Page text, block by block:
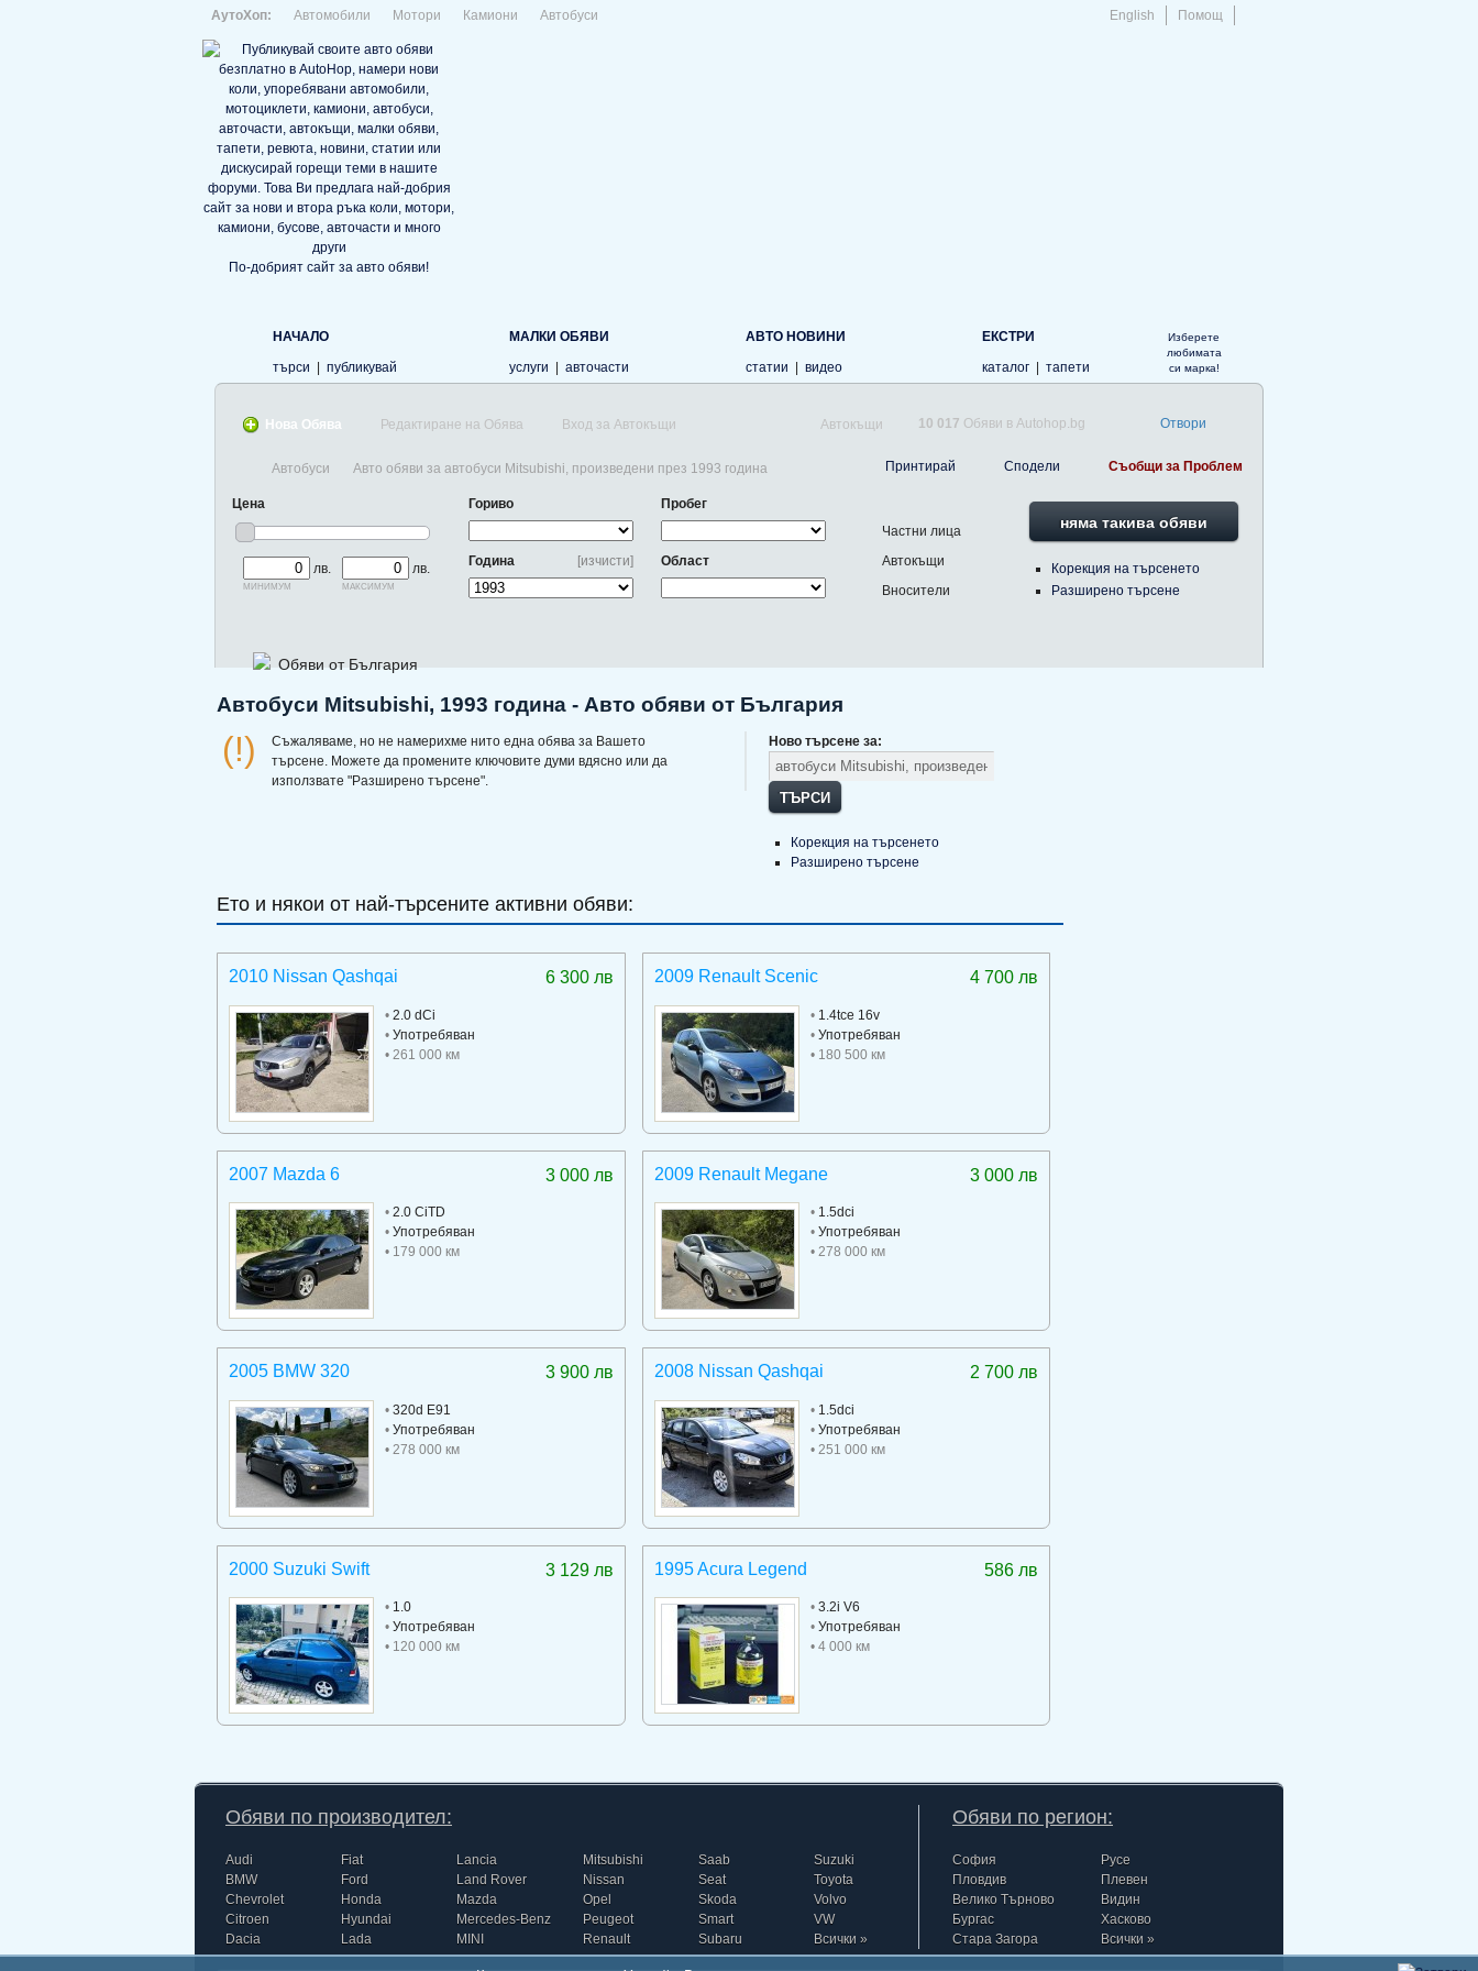
English Помощ
АутоХоп: Автомобили Мотори Камиони Автобуси
По-добрият сайт за авто обяви!
НАЧАЛО
търси
публикувай
МАЛКИ ОБЯВИ
услуги
авточасти
АВТО НОВИНИ
статии
видео
ЕКСТРИ
каталог
тапети
Изберете
любимата
си марка!
Нова Обява Редактиране на Обява Вход за Автокъщи Автокъщи 10 017 Обяви в Autohop.bg Отвори
Принтирай Сподели Съобщи за Проблем
Автобуси Авто обяви за автобуси Mitsubishi, произведени през 1993 година
Цена
лв.
минимум
лв.
максимум
Гориво
[изчисти]
Година
Пробег
Област
Частни лица
Автокъщи
Вносители
няма такива обяви
Корекция на търсенето
Разширено търсене
Обяви от България
Автобуси Mitsubishi, 1993 година - Авто обяви от България
(!)
Съжаляваме, но не намерихме нито една обява за Вашето
търсене. Можете да промените ключовите думи вдясно или да
използвате "Разширено търсене".
Ново търсене за:
ТЪРСИ
Корекция на търсенето
Разширено търсене
Ето и някои от най-търсените активни обяви:
6 300 лв
2010 Nissan Qashqai
• 2.0 dCi
• Употребяван
• 261 000 км
4 700 лв
2009 Renault Scenic
•1.4tce 16v
•Употребяван
• 180 500 км
3 000 лв
2007 Mazda 6
• 2.0 CiTD
• Употребяван
• 179 000 км
3 000 лв
2009 Renault Megane
•1.5dci
•Употребяван
• 278 000 км
3 900 лв
2005 BMW 320
• 320d E91
• Употребяван
• 278 000 км
2 700 лв
2008 Nissan Qashqai
•1.5dci
•Употребяван
• 251 000 км
3 129 лв
2000 Suzuki Swift
• 1.0
• Употребяван
• 120 000 км
586 лв
1995 Acura Legend
•3.2i V6
•Употребяван
• 4 000 км
Обяви по производител:
Audi
BMW
Chevrolet
Citroen
Dacia
Fiat
Ford
Honda
Hyundai
Lada
Lancia
Land Rover
Mazda
Mercedes-Benz
MINI
Mitsubishi
Nissan
Opel
Peugeot
Renault
Saab
Seat
Skoda
Smart
Subaru
Suzuki
Toyota
Volvo
VW
Всички »
Обяви по регион:
София
Пловдив
Велико Търново
Бургас
Стара Загора
Русе
Плевен
Видин
Хасково
Всички »